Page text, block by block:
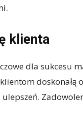
klienta
dla sukcesu
doskonałą